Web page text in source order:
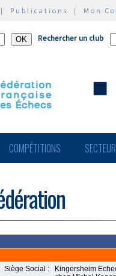
Publications | Mon
Rechercher un club
COMPÉTITIONS
Siège Social :
Kingersheim